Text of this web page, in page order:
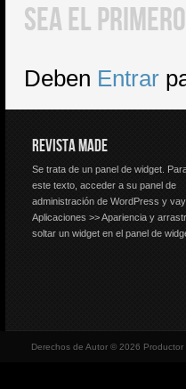
SEA EL
Deben Entrar
REVISTA MADE
Se trata de un panel de widget.
este texto, acceder a su panel de
administración de WordPress y
Aplicaciones >> Apariencia y
soltar un widget en el panel de
Derechos de Autor © 2026 Productor